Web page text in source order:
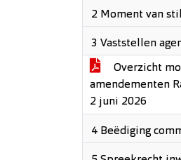
2 Moment van
3 Vaststellen
Overzicht
amendementen
2 juni 2026
4 Beëdiging